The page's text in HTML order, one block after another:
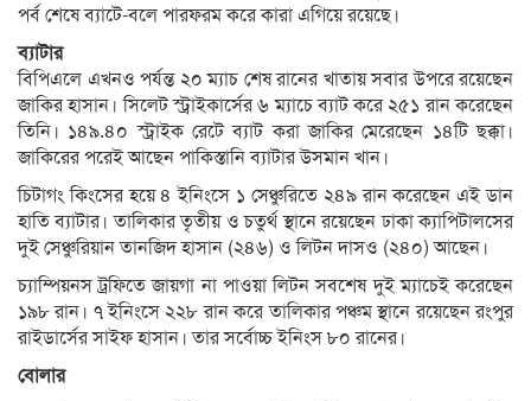
পর্ব শেষে ব্যাটে-বলে পারফরম করে কারা এগিয়ে রয়েছে।
ব্যাটার
বিপিএলে এখনও পর্যন্ত ২০ ম্যাচ শেষ রানের খাতায় সবার উপরে রয়েছেন
জাকির হাসান। সিলেট স্ট্রাইকার্সের ৬ ম্যাচে ব্যাট করে ২৫১ রান করেছেন
তিনি। ১৪৯.৪০ স্ট্রাইক রেটে ব্যাট করা জাকির মেরেছেন ১৪টি ছক্কা।
জাকিরের পরেই আছেন পাকিস্তানি ব্যাটার উসমান খান।
চিটাগং কিংসের হয়ে ৪ ইনিংসে ১ সেঞ্চুরিতে ২৪৯ রান করেছেন এই ডান
হাতি ব্যাটার। তালিকার তৃতীয় ও চতুর্থ স্থানে রয়েছেন ঢাকা ক্যাপিটালসের
দুই সেঞ্চুরিয়ান তানজিদ হাসান (২৪৬) ও লিটন দাসও (২৪০) আছেন।
চ্যাম্পিয়নস ট্রফিতে জায়গা না পাওয়া লিটন সবশেষ দুই ম্যাচেই করেছেন
১৯৮ রান। ৭ ইনিংসে ২২৮ রান করে তালিকার পঞ্চম স্থানে রয়েছেন রংপুর
রাইডার্সের সাইফ হাসান। তার সর্বোচ্চ ইনিংস ৮০ রানের।
বোলার